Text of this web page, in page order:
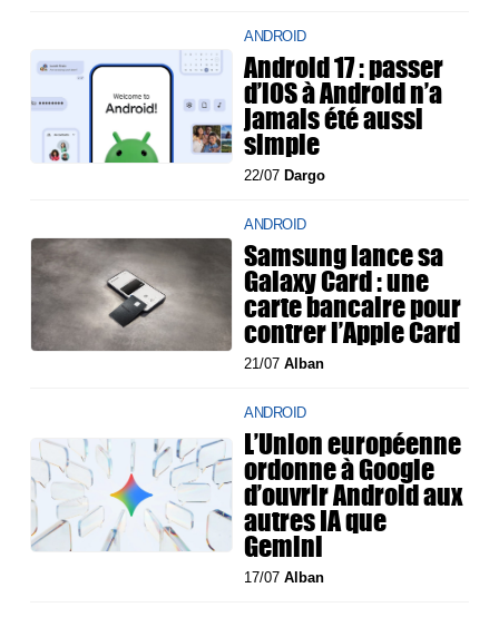
ANDROID
Android 17 : passer
d’iOS à Android n’a
jamais été aussi
simple
22/07 Dargo
ANDROID
Samsung lance sa
Galaxy Card : une
carte bancaire pour
contrer l’Apple Card
21/07Alban
ANDROID
L’Union européenne
ordonne à Google
d’ouvrir Android aux
autres IA que
Gemini
17/07Alban